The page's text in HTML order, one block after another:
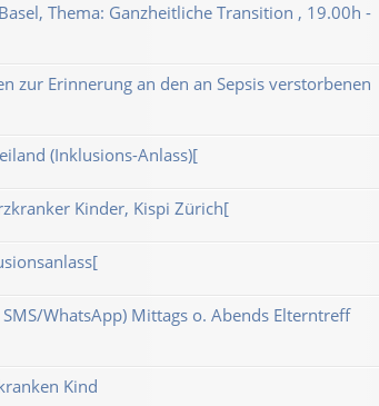
Thema: Ganzheitliche Transition , 19.00h -
zur Erinnerung an den an Sepsis verstorbenen
(Inklusions-Anlass)[
Kinder, Kispi Zürich[
WhatsApp) Mittags o. Abends Elterntreff
Kind